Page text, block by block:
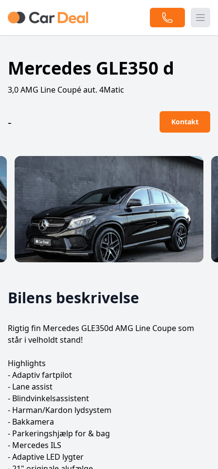
Mercedes GLE350 d
3,0 AMG Line Coupé aut. 4Matic
- Kontakt
Bilens beskrivelse
Rigtig fin Mercedes GLE350d AMG Line Coupe som
står i velholdt stand!
Highlights
- Adaptiv fartpilot
- Lane assist
- Blindvinkelsassistent
- Harman/Kardon lydsystem
- Bakkamera
- Parkeringshjælp for & bag
- Mercedes ILS
- Adaptive LED lygter